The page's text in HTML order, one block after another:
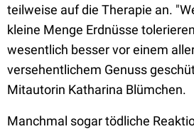
teilweise auf die Therapie an.
kleine Menge Erdnüsse
wesentlich besser vor einem
versehentlichem Genuss
Mitautorin Katharina Blümchen.
Manchmal sogar tödliche